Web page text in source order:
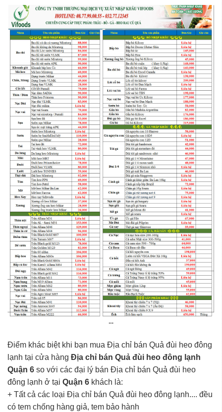
--
Điểm khác biệt khi bạn mua Địa chỉ bán Quả đùi heo đông
lạnh tại cửa hàng Địa chỉ bán Quả đùi heo đông lạnh
Quận 6 so với các đại lý bán Địa chỉ bán Quả đùi heo
đông lạnh ở tại Quận 6 khách là:
+ Tất cả các loại Địa chỉ bán Quả đùi heo đông lạnh.... đều
có tem chống hàng giả, tem bảo hành